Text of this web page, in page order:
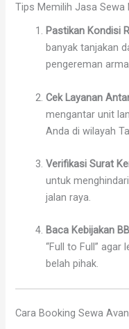
Tips Memilih Jasa Sewa
Pastikan Kondisi
banyak tanjakan
pengereman
Cek Layanan
mengantar unit
Anda di wilayah
Verifikasi Surat
untuk
jalan raya.
Baca Kebijakan
“Full to Full” agar
belah pihak.
Cara Booking Sewa